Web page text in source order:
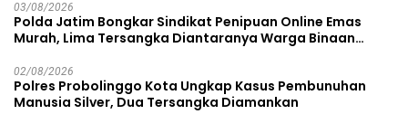
03/08/2026
Polda Jatim Bongkar Sindikat Penipuan Online Emas
Murah, Lima Tersangka Diantaranya Warga Binaan
02/08/2026
Polres Probolinggo Kota Ungkap Kasus Pembunuhan
Manusia Silver, Dua Tersangka Diamankan